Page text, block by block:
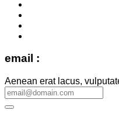
email :
Aenean erat lacus,